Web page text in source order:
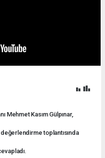
Mehmet Kasım Gülpınar,
değerlendirme toplantısında